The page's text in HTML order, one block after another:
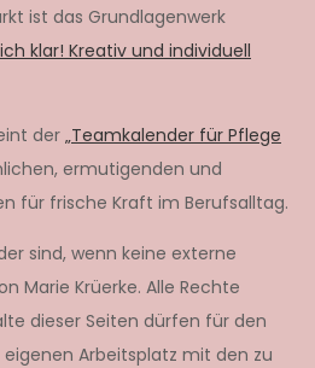
ist das Grundlagenwerk
klar! Kreativ und individuell
der „Teamkalender für Pflege
ermutigenden und
für frische Kraft im Berufsalltag.
sind, wenn keine externe
Marie Krüerke. Alle Rechte
dieser Seiten dürfen für den
Arbeitsplatz mit den zu